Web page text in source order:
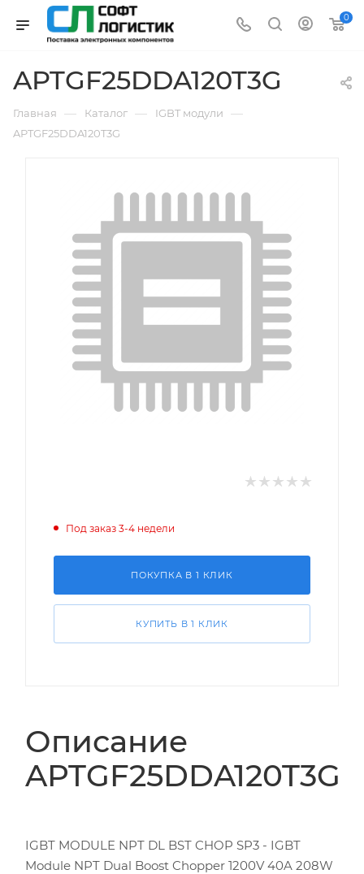
0
APTGF25DDA120T3G
Главная — Каталог — IGBT модули —
APTGF25DDA120T3G
Под заказ 3-4 недели
ПОКУПКА В 1 КЛИК
КУПИТЬ В 1 КЛИК
Описание
APTGF25DDA120T3G
IGBT MODULE NPT DL BST CHOP SP3 - IGBT
Module NPT Dual Boost Chopper 1200V 40A 208W